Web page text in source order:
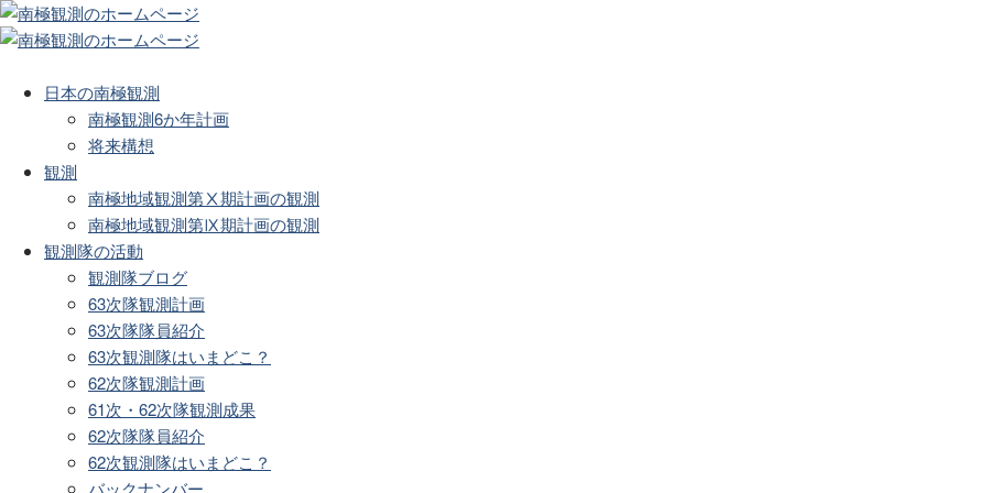
日本の南極観測
南極観測6か年計画
将来構想
観測
南極地域観測第Ⅹ期計画の観測
南極地域観測第Ⅸ期計画の観測
観測隊の活動
観測隊ブログ
63次隊観測計画
63次隊隊員紹介
63次観測隊はいまどこ？
62次隊観測計画
61次・62次隊観測成果
62次隊隊員紹介
62次観測隊はいまどこ？
バックナンバー